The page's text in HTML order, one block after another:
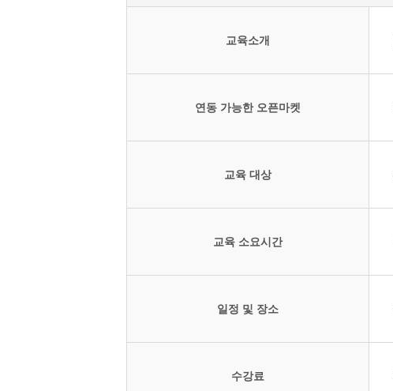
교육소개
연동 가능한 오픈마켓
교육 대상
교육 소요시간
일정 및 장소
수강료